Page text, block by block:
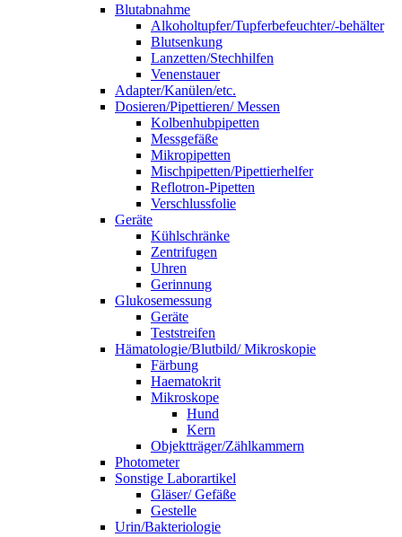
Blutabnahme
Alkoholtupfer/Tupferbefeuchter/-behälter
Blutsenkung
Lanzetten/Stechhilfen
Venenstauer
Adapter/Kanülen/etc.
Dosieren/Pipettieren/ Messen
Kolbenhubpipetten
Messgefäße
Mikropipetten
Mischpipetten/Pipettierhelfer
Reflotron-Pipetten
Verschlussfolie
Geräte
Kühlschränke
Zentrifugen
Uhren
Gerinnung
Glukosemessung
Geräte
Teststreifen
Hämatologie/Blutbild/ Mikroskopie
Färbung
Haematokrit
Mikroskope
Hund
Kern
Objektträger/Zählkammern
Photometer
Sonstige Laborartikel
Gläser/ Gefäße
Gestelle
Urin/Bakteriologie